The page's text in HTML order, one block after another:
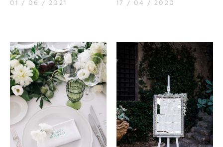
01 / 06 / 2021 17 / 04 / 2020